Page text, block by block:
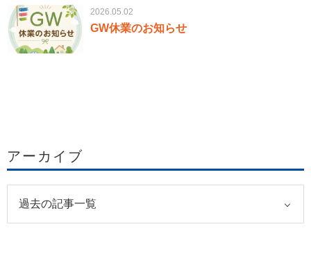
2026.05.02
GW休業のお知らせ
アーカイブ